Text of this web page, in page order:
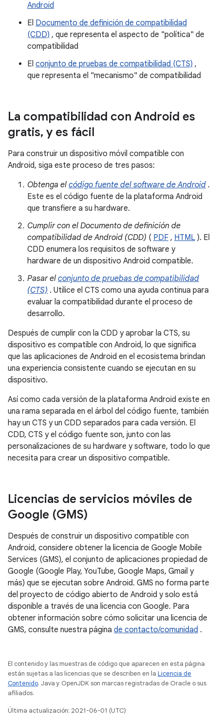
Android
El Documento de definición de compatibilidad
(CDD) , que representa el aspecto de "política" de
compatibilidad
El conjunto de pruebas de compatibilidad (CTS) ,
que representa el "mecanismo" de compatibilidad
La compatibilidad con Android es
gratis, y es fácil
Para construir un dispositivo móvil compatible con
Android, siga este proceso de tres pasos:
Obtenga el código fuente del software de Android .
Este es el código fuente de la plataforma Android
que transfiere a su hardware.
Cumplir con el Documento de definición de
compatibilidad de Android (CDD) ( PDF , HTML ). El
CDD enumera los requisitos de software y
hardware de un dispositivo Android compatible.
Pasar el conjunto de pruebas de compatibilidad
(CTS) . Utilice el CTS como una ayuda continua para
evaluar la compatibilidad durante el proceso de
desarrollo.
Después de cumplir con la CDD y aprobar la CTS, su
dispositivo es compatible con Android, lo que significa
que las aplicaciones de Android en el ecosistema brindan
una experiencia consistente cuando se ejecutan en su
dispositivo.
Así como cada versión de la plataforma Android existe en
una rama separada en el árbol del código fuente, también
hay un CTS y un CDD separados para cada versión. El
CDD, CTS y el código fuente son, junto con las
personalizaciones de su hardware y software, todo lo que
necesita para crear un dispositivo compatible.
Licencias de servicios móviles de
Google (GMS)
Después de construir un dispositivo compatible con
Android, considere obtener la licencia de Google Mobile
Services (GMS), el conjunto de aplicaciones propiedad de
Google (Google Play, YouTube, Google Maps, Gmail y
más) que se ejecutan sobre Android. GMS no forma parte
del proyecto de código abierto de Android y solo está
disponible a través de una licencia con Google. Para
obtener información sobre cómo solicitar una licencia de
GMS, consulte nuestra página de contacto/comunidad .
El contenido y las muestras de código que aparecen en esta página
están sujetas a las licencias que se describen en la Licencia de
Contenido. Java y OpenJDK son marcas registradas de Oracle o sus
afiliados.
Última actualización: 2021-06-01 (UTC)